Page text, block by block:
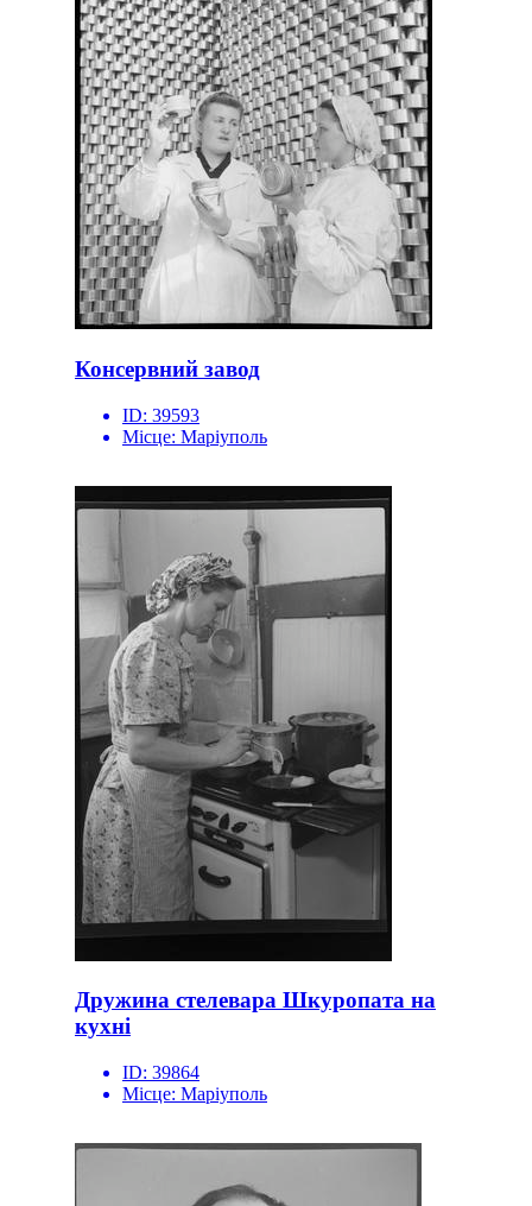
Консервний завод
ID: 39593
Місце: Маріуполь
Дружина стелевара Шкуропата на
кухні
ID: 39864
Місце: Маріуполь